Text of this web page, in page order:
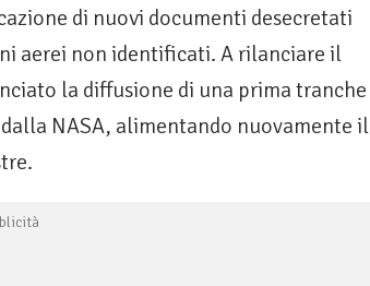
di nuovi documenti desecretati
aerei non identificati. A rilanciare il
la diffusione di una prima tranche
NASA, alimentando nuovamente il